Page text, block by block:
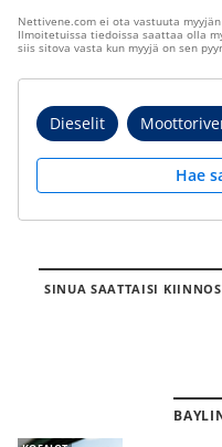
Nettivene.com ei ota vastuuta
Ilmoitetuissa tiedoissa saattaa olla
siis sitova vasta kun myyjä on sen
Dieselit
Hae
SINUA SAATTAISI